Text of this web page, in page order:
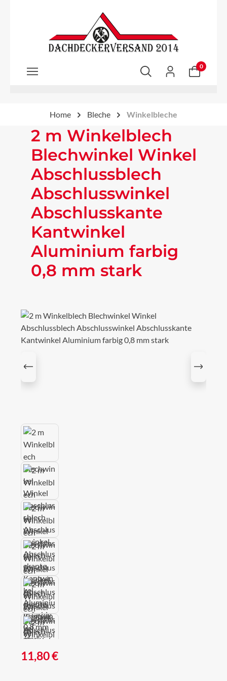
Zum Hauptinhalt springen
0
Home Bleche Winkelbleche
2 m Winkelblech
Blechwinkel Winkel
Abschlussblech
Abschlusswinkel
Abschlusskante
Kantwinkel
Aluminium farbig
0,8 mm stark
Bildergalerie überspringen
Regulärer Preis:
11,80 €